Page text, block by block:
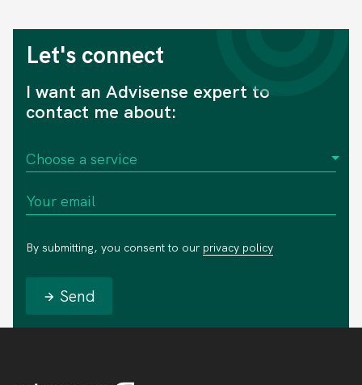
Let's connect
I want an Advisense expert to
contact me about:
By submitting, you consent to our privacy policy
Send